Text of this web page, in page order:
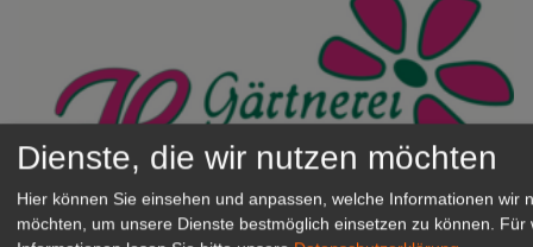
Gärtnerei Hanns
Dienste, die wir nutzen möchten
Hier können Sie einsehen und anpassen, welche Informationen wir
möchten, um unsere Dienste bestmöglich einsetzen zu können.
Für